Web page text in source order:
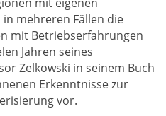
mehreren Fällen die
mit Betriebserfahrungen
Jahren seines
Zelkowski in seinem Buch
Erkenntnisse zur
vor.